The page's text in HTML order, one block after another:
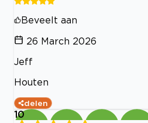
Beveelt aan
26 March 2026
Jeff
Houten
delen
10